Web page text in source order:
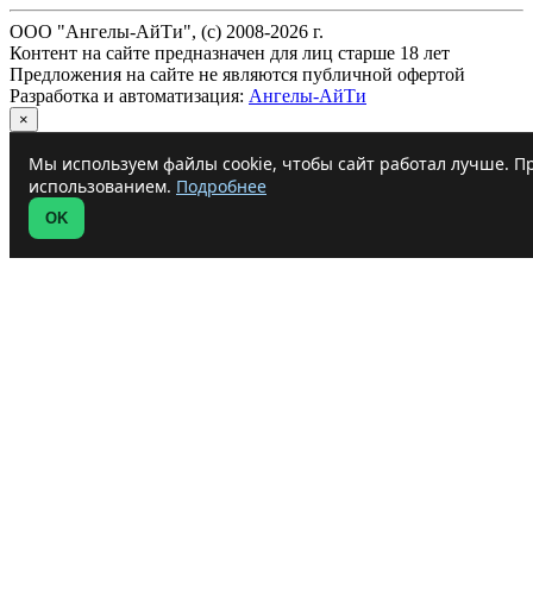
ООО "Ангелы-АйТи", (c) 2008-2026 г.
Контент на сайте предназначен для лиц старше 18 лет
Предложения на сайте не являются публичной офертой
Разработка и автоматизация: Ангелы-АйТи
×
Мы используем файлы cookie, чтобы сайт работал лучше.
использованием. Подробнее
OK